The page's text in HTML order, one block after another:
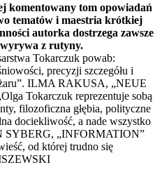
komentowany tom opowiadań
tematów i maestria krótkiej
autorka dostrzega zawsze
z rutyny.
Tokarczuk powab:
precyzji szczegółu i
ILMA RAKUSA, „NEUE
Tokarczuk reprezentuje sobą
filozoficzna głębia, polityczne
dociekliwość, a nade wszystko
SYBERG, „INFORMATION”
od której trudno się